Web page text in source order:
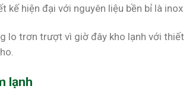
kế hiện đại với nguyên liệu bền bỉ là
lo trơn trượt vì giờ đây kho lạnh với
lạnh